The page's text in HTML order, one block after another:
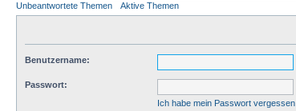
Unbeantwortete Themen
Aktive Themen
Benutzername:
Passwort:
Ich habe mein Passwort vergessen